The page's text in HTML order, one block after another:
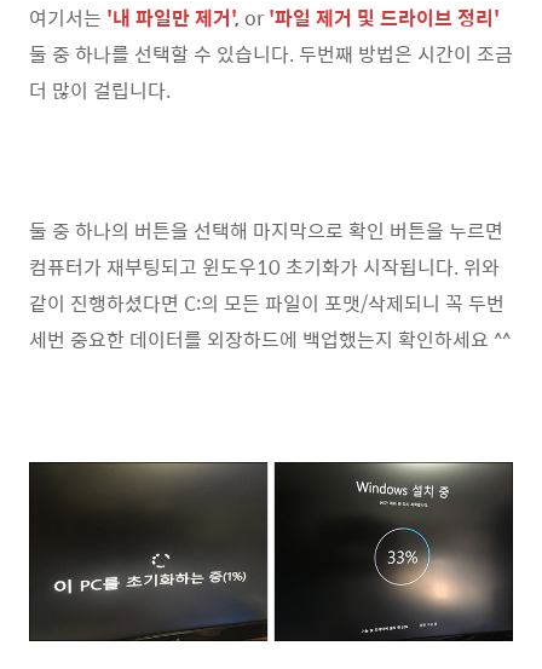
여기서는 '내 파일만 제거', or '파일 제거 및 드라이브 정리'
둘 중 하나를 선택할 수 있습니다. 두번째 방법은 시간이 조금
더 많이 걸립니다.
둘 중 하나의 버튼을 선택해 마지막으로 확인 버튼을 누르면
컴퓨터가 재부팅되고 윈도우10 초기화가 시작됩니다. 위와
같이 진행하셨다면 C:의 모든 파일이 포맷/삭제되니 꼭 두번
세번 중요한 데이터를 외장하드에 백업했는지 확인하세요 ^^